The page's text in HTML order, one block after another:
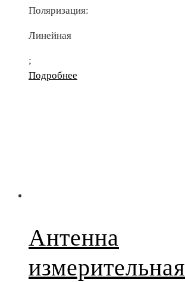
Поляризация:
Линейная
;
Подробнее
Антенна
измерительная